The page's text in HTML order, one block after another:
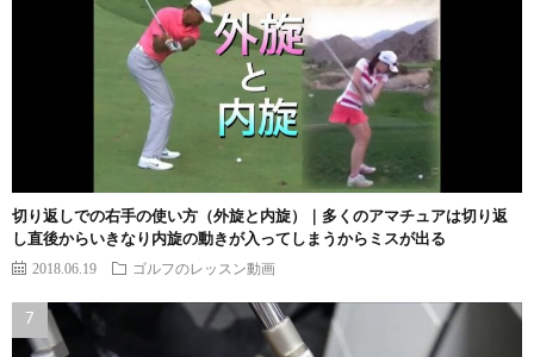
切り返しでの右手の使い方（外旋と内旋）｜多くのアマチュアは切り返
し直後からいきなり内旋の動きが入ってしまうからミスが出る
2018.06.19 ゴルフのレッスン動画